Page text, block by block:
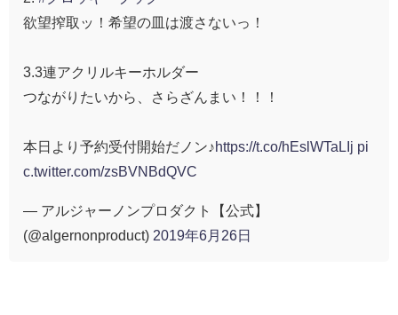
欲望搾取ッ！希望の皿は渡さないっ！
3.3連アクリルキーホルダー
つながりたいから、さらざんまい！！！
本日より予約受付開始だノン♪https://t.co/hEslWTaLIj pi
c.twitter.com/zsBVNBdQVC
— アルジャーノンプロダクト【公式】
(@algernonproduct) 2019年6月26日